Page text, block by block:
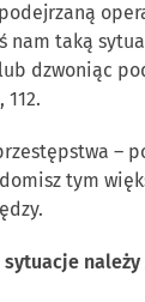
nam taką
dzwoniąc
112.
–
tym
należy